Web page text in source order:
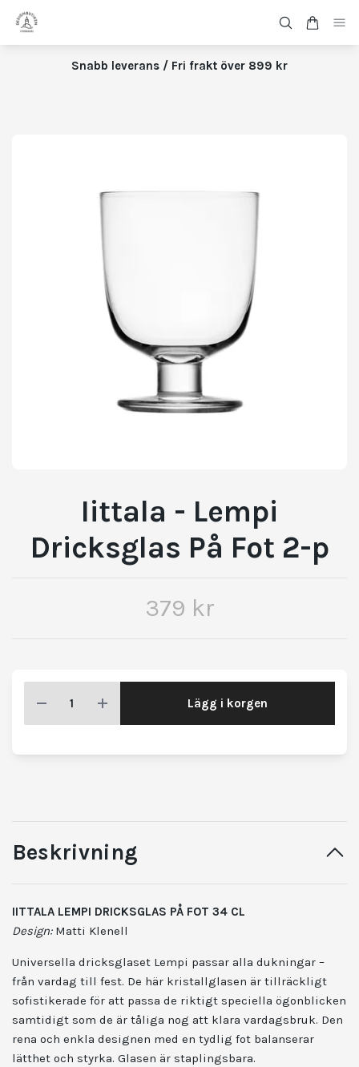
Snabb leverans / Fri frakt över 899 kr
Iittala - Lempi
Dricksglas På Fot 2-p
379 kr
Lägg i korgen
Beskrivning
IITTALA LEMPI DRICKSGLAS PÅ FOT 34 CL
Design: Matti Klenell
Universella dricksglaset Lempi passar alla dukningar –
från vardag till fest. De här kristallglasen är tillräckligt
sofistikerade för att passa de riktigt speciella ögonblicken
samtidigt som de är tåliga nog att klara vardagsbruk. Den
rena och enkla designen med en tydlig fot balanserar
lätthet och styrka. Glasen är staplingsbara.